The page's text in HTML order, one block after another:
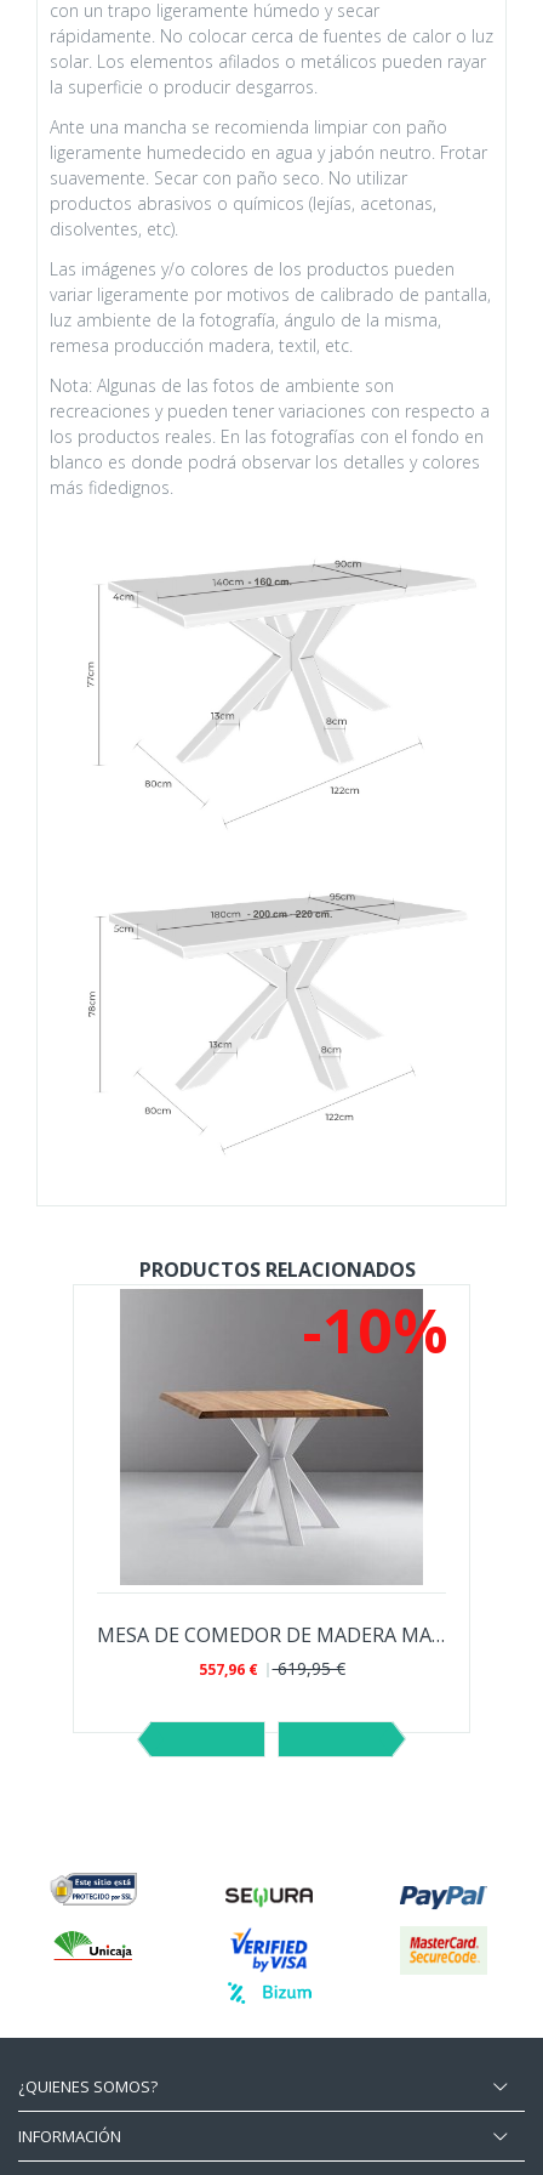
con un trapo ligeramente húmedo y secar
rápidamente. No colocar cerca de fuentes de calor o luz
solar. Los elementos afilados o metálicos pueden rayar
la superficie o producir desgarros.
Ante una mancha se recomienda limpiar con paño
ligeramente humedecido en agua y jabón neutro. Frotar
suavemente. Secar con paño seco. No utilizar
productos abrasivos o químicos (lejías, acetonas,
disolventes, etc).
Las imágenes y/o colores de los productos pueden
variar ligeramente por motivos de calibrado de pantalla,
luz ambiente de la fotografía, ángulo de la misma,
remesa producción madera, textil, etc.
Nota: Algunas de las fotos de ambiente son
recreaciones y pueden tener variaciones con respecto a
los productos reales. En las fotografías con el fondo en
blanco es donde podrá observar los detalles y colores
más fidedignos.
PRODUCTOS RELACIONADOS
-10%
MESA DE COMEDOR DE MADERA MACIZA DE ROBLE...
557,96 € 619,95 €
¿QUIENES SOMOS?
INFORMACIÓN